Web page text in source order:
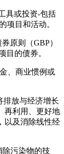
具或投资-包括
项目和活动。
原则（GBP）
目的债券。
、商业惯例或
排放与经济增长
再利用、更好地
以及消除线性经
除污染物的技